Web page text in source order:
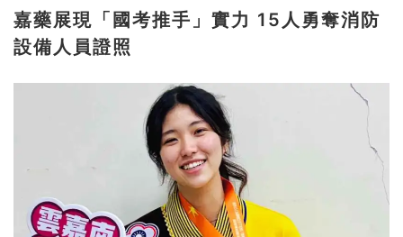
嘉藥展現「國考推手」實力 15人勇奪消防
設備人員證照